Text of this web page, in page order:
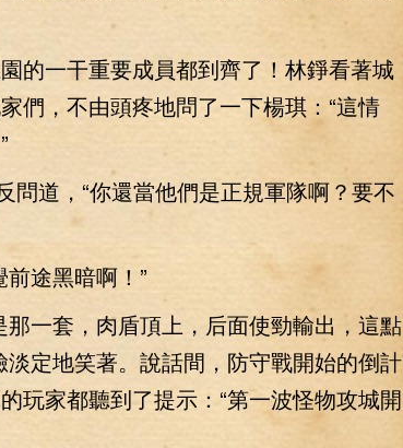
一干重要成員都到齊了！林錚看著城
們，不由頭疼地問了一下楊琪：“這情
道，“你還當他們是正規軍隊啊？要不
途黑暗啊！”
一套，肉盾頂上，后面使勁輸出，這點
定地笑著。說話間，防守戰開始的倒計
玩家都聽到了提示：“第一波怪物攻城開